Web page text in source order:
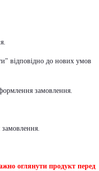
відповідно до нових умов
замовлення.
замовлення.
оглянути продукт перед